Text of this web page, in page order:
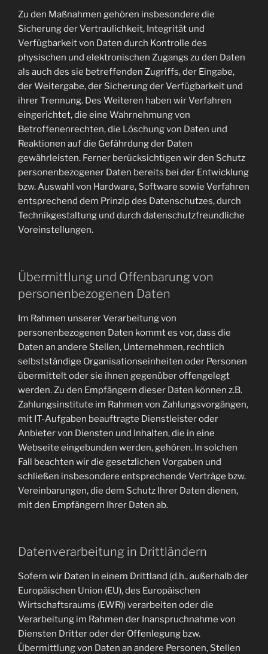
Zu den Maßnahmen gehören insbesondere die
Sicherung der Vertraulichkeit, Integrität und
Verfügbarkeit von Daten durch Kontrolle des
physischen und elektronischen Zugangs zu den Daten
als auch des sie betreffenden Zugriffs, der Eingabe,
der Weitergabe, der Sicherung der Verfügbarkeit und
ihrer Trennung. Des Weiteren haben wir Verfahren
eingerichtet, die eine Wahrnehmung von
Betroffenenrechten, die Löschung von Daten und
Reaktionen auf die Gefährdung der Daten
gewährleisten. Ferner berücksichtigen wir den Schutz
personenbezogener Daten bereits bei der Entwicklung
bzw. Auswahl von Hardware, Software sowie Verfahren
entsprechend dem Prinzip des Datenschutzes, durch
Technikgestaltung und durch datenschutzfreundliche
Voreinstellungen.
Übermittlung und Offenbarung von
personenbezogenen Daten
Im Rahmen unserer Verarbeitung von
personenbezogenen Daten kommt es vor, dass die
Daten an andere Stellen, Unternehmen, rechtlich
selbstständige Organisationseinheiten oder Personen
übermittelt oder sie ihnen gegenüber offengelegt
werden. Zu den Empfängern dieser Daten können z.B.
Zahlungsinstitute im Rahmen von Zahlungsvorgängen,
mit IT-Aufgaben beauftragte Dienstleister oder
Anbieter von Diensten und Inhalten, die in eine
Webseite eingebunden werden, gehören. In solchen
Fall beachten wir die gesetzlichen Vorgaben und
schließen insbesondere entsprechende Verträge bzw.
Vereinbarungen, die dem Schutz Ihrer Daten dienen,
mit den Empfängern Ihrer Daten ab.
Datenverarbeitung in Drittländern
Sofern wir Daten in einem Drittland (d.h., außerhalb der
Europäischen Union (EU), des Europäischen
Wirtschaftsraums (EWR)) verarbeiten oder die
Verarbeitung im Rahmen der Inanspruchnahme von
Diensten Dritter oder der Offenlegung bzw.
Übermittlung von Daten an andere Personen, Stellen